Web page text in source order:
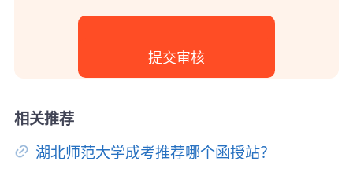
相关推荐
湖北师范大学成考推荐哪个函授站？